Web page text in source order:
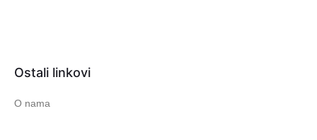
Ostali linkovi
O nama